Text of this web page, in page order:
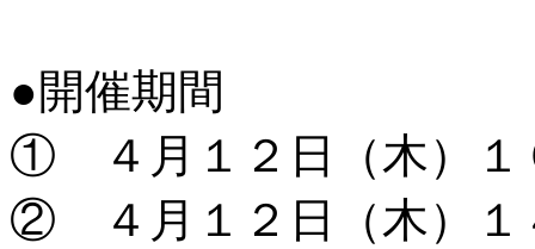
●開催期間
① ４月１２日（木）１
② ４月１２日（木）１